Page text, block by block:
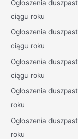
n
n
a
c
h
:
Ogłoszenia
ciągu roku
Ogłoszenia
ciągu roku
Ogłoszenia
ciągu roku
Ogłoszenia
roku
Ogłoszenia
roku